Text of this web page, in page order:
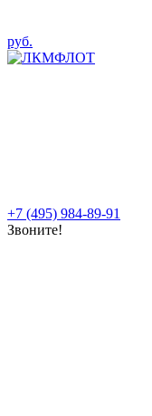
руб.
+7 (495) 984-89-91
Звоните!